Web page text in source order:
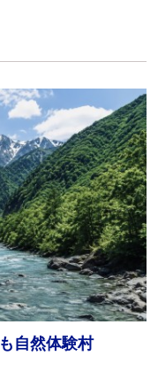
自然体験村